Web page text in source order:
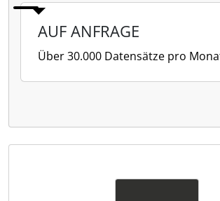
AUF ANFRAGE
Über 30.000 Datensätze pro